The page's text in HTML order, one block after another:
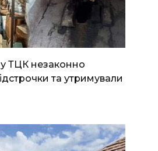
у ТЦК незаконно
та утримували